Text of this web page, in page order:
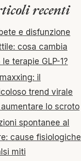
recenti
e disfunzione
cosa cambia
le terapie GLP-1?
il
trend virale
lo scroto
spontanee al
cause fisiologiche
miti